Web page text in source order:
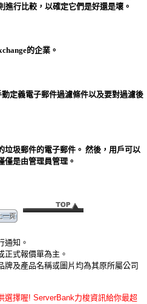
行比較，以確定它們是好還是壞。
的企業。
定義電子郵件過濾條件以及要對過濾後
垃圾郵件的電子郵件。 然後，用戶可以
僅是由管理員管理。
通知。
正式報價單為主。
牌及產品名稱或圖片均為其原所屬公司
選擇喔! ServerBank力梭資訊給你最超